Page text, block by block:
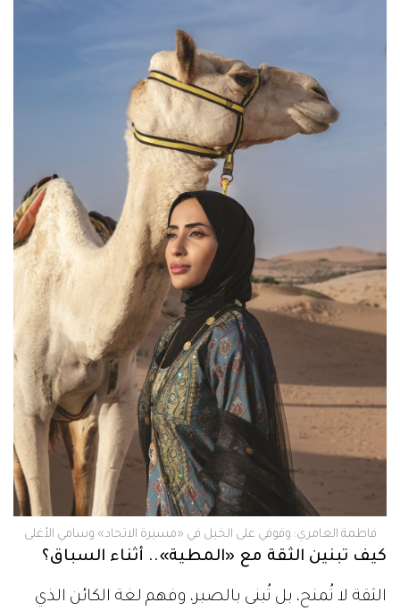
فاطمة العامري: وقوفي على الخيل في «مسيرة الاتحاد» وسامي الأغلى
كيف تبنين الثقة مع «المطية».. أثناء السباق؟
الثقة لا تُمنح، بل تُبنى بالصبر، وفهم لغة الكائن الذي